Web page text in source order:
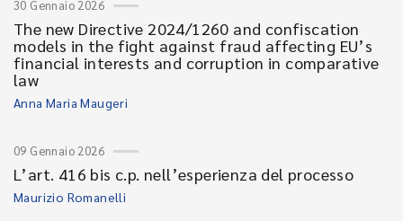
30 Gennaio 2026
The new Directive 2024/1260 and confiscation
models in the fight against fraud affecting EU’s
financial interests and corruption in comparative
law
Anna Maria Maugeri
09 Gennaio 2026
L’art. 416 bis c.p. nell’esperienza del processo
Maurizio Romanelli